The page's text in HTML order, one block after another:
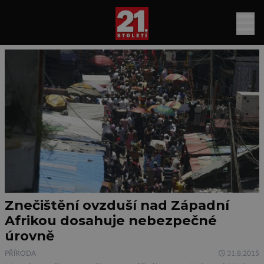
Znečištění ovzduší nad Západní
Afrikou dosahuje nebezpečné
úrovně
PŘÍRODA 31.8.2015